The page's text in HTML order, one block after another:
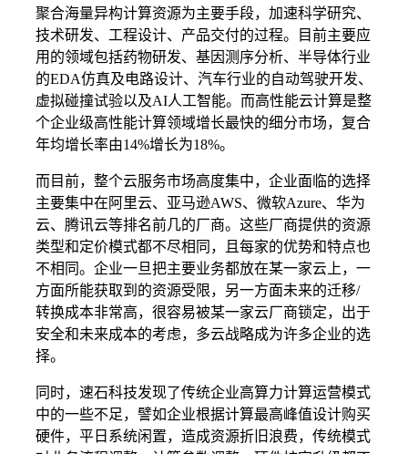
聚合海量异构计算资源为主要手段，加速科学研究、
技术研发、工程设计、产品交付的过程。目前主要应
用的领域包括药物研发、基因测序分析、半导体行业
的EDA仿真及电路设计、汽车行业的自动驾驶开发、
虚拟碰撞试验以及AI人工智能。而高性能云计算是整
个企业级高性能计算领域增长最快的细分市场，复合
年均增长率由14%增长为18%。
而目前，整个云服务市场高度集中，企业面临的选择
主要集中在阿里云、亚马逊AWS、微软Azure、华为
云、腾讯云等排名前几的厂商。这些厂商提供的资源
类型和定价模式都不尽相同，且每家的优势和特点也
不相同。企业一旦把主要业务都放在某一家云上，一
方面所能获取到的资源受限，另一方面未来的迁移/
转换成本非常高，很容易被某一家云厂商锁定，出于
安全和未来成本的考虑，多云战略成为许多企业的选
择。
同时，速石科技发现了传统企业高算力计算运营模式
中的一些不足，譬如企业根据计算最高峰值设计购买
硬件，平日系统闲置，造成资源折旧浪费，传统模式